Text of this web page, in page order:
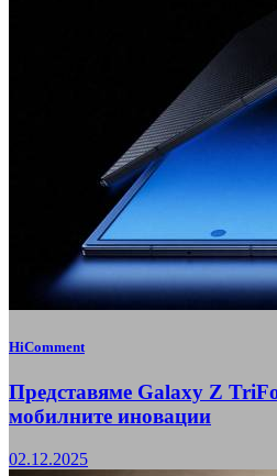
HiComment
Представяме Galaxy Z
мобилните иновации
02.12.2025